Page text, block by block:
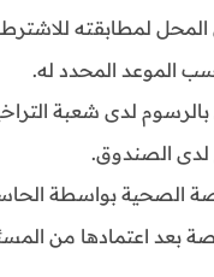
لمطابقته
الموعد المحدد له.
لدى شعبة
لدى الصندوق.
الصحية بواسطة
بعد اعتمادها من